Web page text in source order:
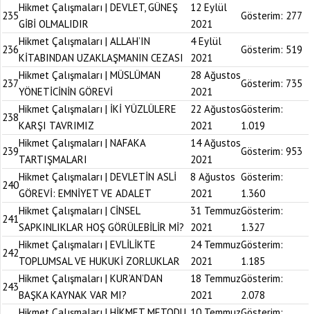
235
Hikmet Çalışmaları | DEVLET, GÜNEŞ
GİBİ OLMALIDIR
12 Eylül
2021
Gösterim: 277
236
Hikmet Çalışmaları | ALLAH’IN
KİTABINDAN UZAKLAŞMANIN CEZASI
4 Eylül
2021
Gösterim: 519
237
Hikmet Çalışmaları | MÜSLÜMAN
YÖNETİCİNİN GÖREVİ
28 Ağustos
2021
Gösterim: 735
238
Hikmet Çalışmaları | İKİ YÜZLÜLERE
KARŞI TAVRIMIZ
22 Ağustos
2021
Gösterim:
1.019
239
Hikmet Çalışmaları | NAFAKA
TARTIŞMALARI
14 Ağustos
2021
Gösterim: 953
240
Hikmet Çalışmaları | DEVLETİN ASLİ
GÖREVİ: EMNİYET VE ADALET
8 Ağustos
2021
Gösterim:
1.360
241
Hikmet Çalışmaları | CİNSEL
SAPKINLIKLAR HOŞ GÖRÜLEBİLİR Mİ?
31 Temmuz
2021
Gösterim:
1.327
242
Hikmet Çalışmaları | EVLİLİKTE
TOPLUMSAL VE HUKUKİ ZORLUKLAR
24 Temmuz
2021
Gösterim:
1.185
243
Hikmet Çalışmaları | KUR’AN’DAN
BAŞKA KAYNAK VAR MI?
18 Temmuz
2021
Gösterim:
2.078